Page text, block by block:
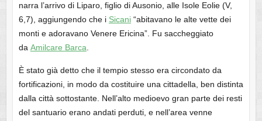
narra l’arrivo di Liparo, figlio di Ausonio, alle Isole Eolie (V,
6,7), aggiungendo che i Sicani“abitavano le alte vette dei
monti e adoravano Venere Ericina”. Fu saccheggiato
da Amilcare Barca
È stato già detto che il tempio stesso era circondato da
fortificazioni, in modo da costituire una cittadella, ben distinta
dalla città sottostante. Nell’alto medioevo gran parte dei resti
del santuario erano andati perduti, e nell’area venne